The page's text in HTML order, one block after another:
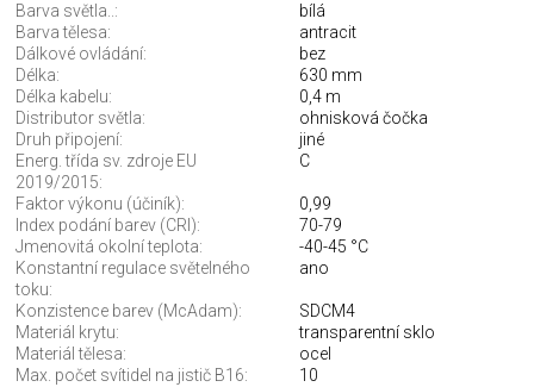
Barva světla..:
bílá
Barva tělesa:
antracit
Dálkové ovládání:
bez
Délka:
630 mm
Délka kabelu:
0,4 m
Distributor světla:
ohnisková čočka
Druh připojení:
jiné
Energ. třída sv. zdroje EU
2019/2015:
C
Faktor výkonu (účiník):
0,99
Index podání barev (CRI):
70-79
Jmenovitá okolní teplota:
-40-45 °C
Konstantní regulace světelného
toku:
ano
Konzistence barev (McAdam):
SDCM4
Materiál krytu:
transparentní sklo
Materiál tělesa:
ocel
Max. počet svítidel na jistič B16:
10